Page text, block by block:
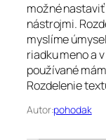
možné
nástrojmi.
myslíme
riadku meno a
používané
Rozdelenie
Autor:pohodak